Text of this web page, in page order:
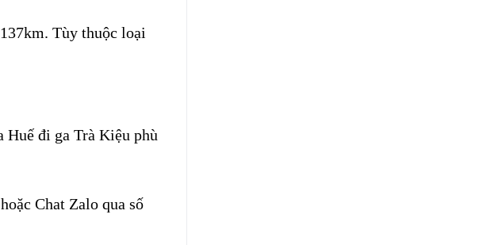
Tùy thuộc loại
Huế đi ga Trà Kiệu phù
hoặc Chat Zalo qua số